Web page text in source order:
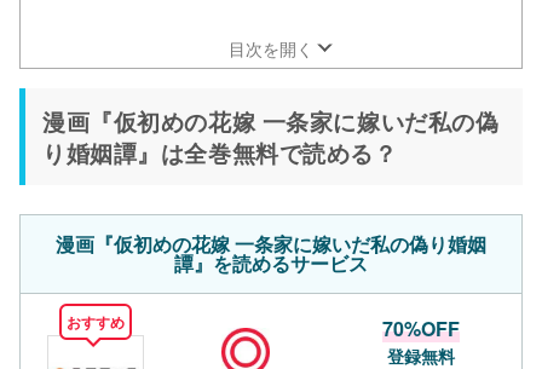
目次を開く
漫画『仮初めの花嫁 一条家に嫁いだ私の偽
り婚姻譚』は全巻無料で読める？
漫画『仮初めの花嫁 一条家に嫁いだ私の偽り婚姻
譚』を読めるサービス
おすすめ 70%OFF
登録無料